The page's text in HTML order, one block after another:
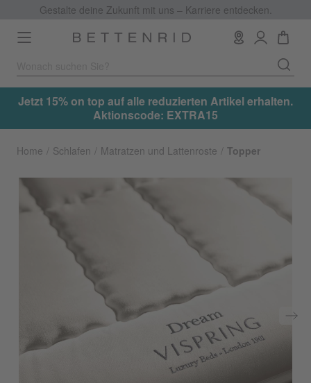
Gestalte deine Zukunft mit uns – Karriere entdecken.
Toggle
navigation
Jetzt 15% on top auf alle reduzierten Artikel erhalten.
Aktionscode: EXTRA15
Home Schlafen Matratzen und Lattenroste Topper